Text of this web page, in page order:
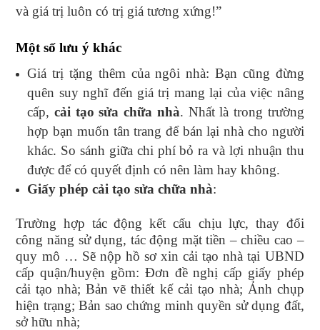
và giá trị luôn có trị giá tương xứng!”
Một số lưu ý khác
Giá trị tặng thêm của ngôi nhà: Bạn cũng đừng
quên suy nghĩ đến giá trị mang lại của việc nâng
cấp,cải tạo sửa chữa nhà. Nhất là trong trường
hợp bạn muốn tân trang để bán lại nhà cho người
khác. So sánh giữa chi phí bỏ ra và lợi nhuận thu
được để có quyết định có nên làm hay không.
Giấy phép cải tạo sửa chữa nhà:
Trường hợp tác động kết cấu chịu lực, thay đổi
công năng sử dụng, tác động mặt tiền – chiều cao –
quy mô … Sẽ nộp hồ sơ xin cải tạo nhà tại UBND
cấp quận/huyện gồm: Đơn đề nghị cấp giấy phép
cải tạo nhà; Bản vẽ thiết kế cải tạo nhà; Ảnh chụp
hiện trạng; Bản sao chứng minh quyền sử dụng đất,
sở hữu nhà;